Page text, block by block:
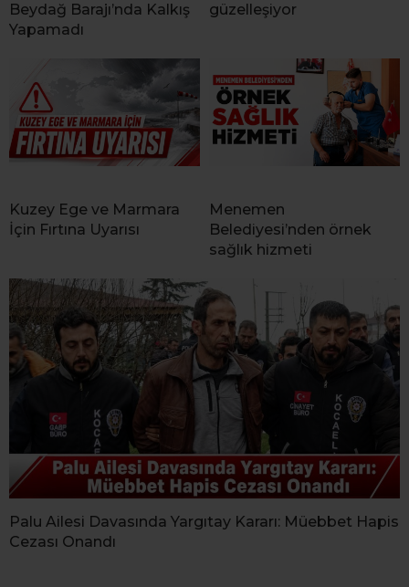
Beydağ Barajı’nda Kalkış
Yapamadı
güzelleşiyor
Kuzey Ege ve Marmara
İçin Fırtına Uyarısı
Menemen
Belediyesi’nden örnek
sağlık hizmeti
Palu Ailesi Davasında Yargıtay Kararı: Müebbet Hapis
Cezası Onandı